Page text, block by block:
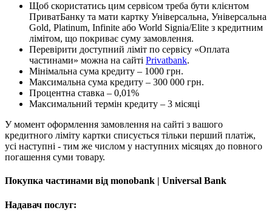
Щоб скористатись цим сервісом треба бути клієнтом
ПриватБанку та мати картку Універсальна, Універсальна
Gold, Platinum, Infinite або World Signia/Elite з кредитним
лімітом, що покриває суму замовлення.
Перевірити доступний ліміт по сервісу «Оплата
частинами» можна на сайті Privatbank.
Мінімальна сума кредиту – 1000 грн.
Максимальна сума кредиту – 300 000 грн.
Процентна ставка – 0,01%
Максимальний термін кредиту – 3 місяці
У момент оформлення замовлення на сайті з вашого
кредитного ліміту картки списується тільки перший платіж,
усі наступні - тим же числом у наступних місяцях до повного
погашення суми товару.
Покупка частинами від monobank | Universal Bank
Надавач послуг: